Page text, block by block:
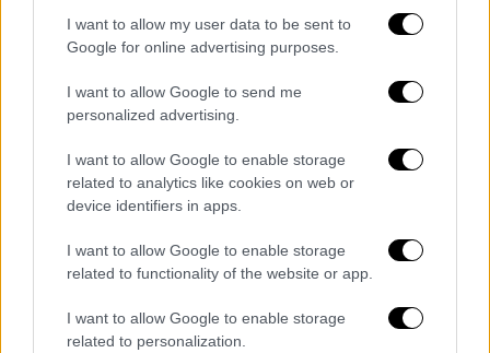
I want to allow my user data to be sent to
Google for online advertising purposes.
I want to allow Google to send me
personalized advertising.
I want to allow Google to enable storage
related to analytics like cookies on web or
device identifiers in apps.
I want to allow Google to enable storage
related to functionality of the website or app.
I want to allow Google to enable storage
related to personalization.
Οι διαπραγματεύσεις
Οι διαπραγματεύσεις στις οποίες
μεσολαβούσαν τοΚατάρ, η Αίγυπτος και οι
ουδέποτε καρποφόρησαν έπειτα από τη
μοναδική κατάπαυση του πυρός που
συμφωνήθηκε, για μια εβδομάδα τον
Νοέμβριο του2023.
Η εικόνα πουπαρουσιάζουντα
δημοσιεύματα έρχεται σε πλήρη αντίθεση με
αισιοδοξίατων προηγούμενων
εβδομάδων. Στα μέσα Δεκεμβρίου, ο